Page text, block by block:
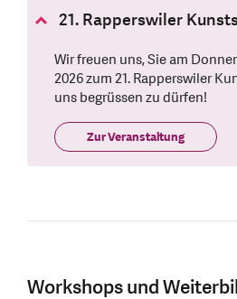
21. Rapperswiler
Wir freuen uns, Sie am
2026 zum 21. Rapperswiler
uns begrüssen zu dürfen!
Zur Veranstaltung
Workshops und